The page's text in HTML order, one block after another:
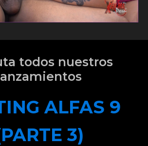
todos nuestros
ALFAS 9
3)